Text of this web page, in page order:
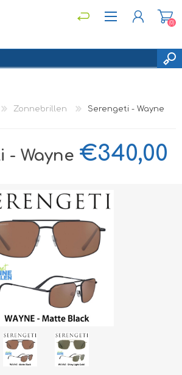
(0)
Zonnebrillen Serengeti - Wayne
- Wayne €340,00